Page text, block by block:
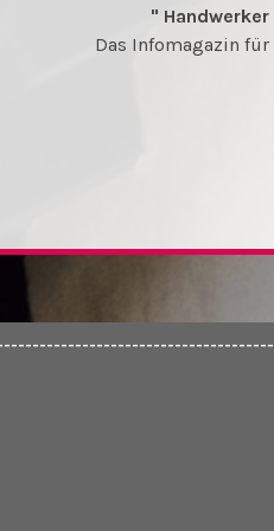
"
Das Infomagazin